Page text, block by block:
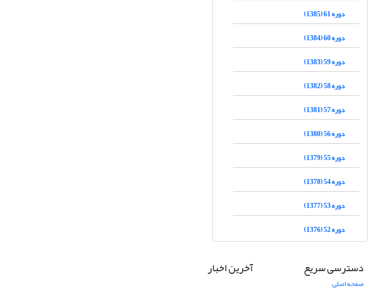
دوره 61 (1385)
دوره 60 (1384)
دوره 59 (1383)
دوره 58 (1382)
دوره 57 (1381)
دوره 56 (1380)
دوره 55 (1379)
دوره 54 (1378)
دوره 53 (1377)
دوره 52 (1376)
دسترسی سریع
صفحه اصلی
آخرین اخبار